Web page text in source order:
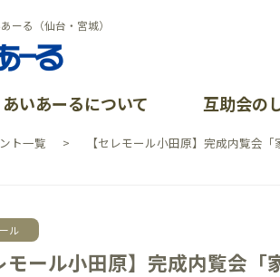
ーる（仙台・宮城）
あいあーるについて
資料請求
互助会の
加盟店案内
CSR活動
ト一覧 【セレモール小田原】完成内覧会「
ル
モール小田原】完成内覧会「